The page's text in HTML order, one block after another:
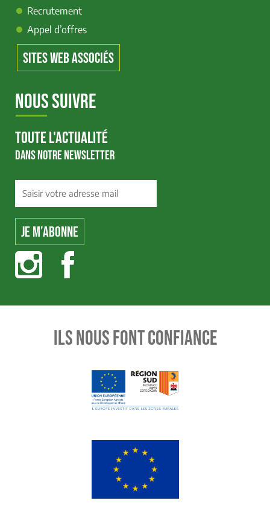
Recrutement
Appel d’offres
SITES WEB ASSOCIÉS
NOUS SUIVRE
TOUTE L'ACTUALITÉ
DANS NOTRE NEWSLETTER
ILS NOUS FONT CONFIANCE